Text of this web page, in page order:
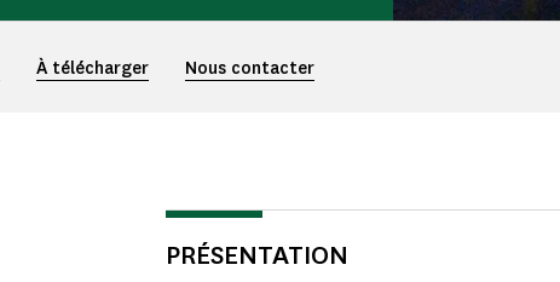
À télécharger Nous contacter
PRÉSENTATION